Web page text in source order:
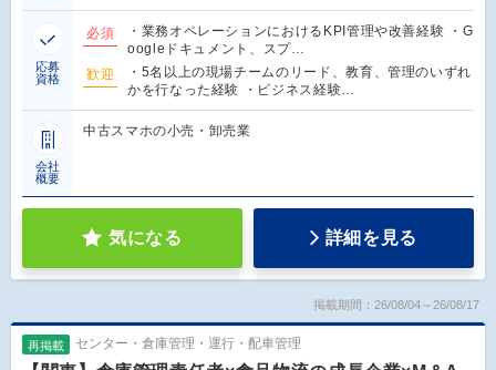
応募
資格
必須
・業務オペレーションにおけるKPI管理や改善経験 ・G
oogleドキュメント、スプ…
歓迎
・5名以上の現場チームのリード、教育、管理のいずれ
かを行なった経験 ・ビジネス経験…
会社
概要
中古スマホの小売・卸売業
気になる 詳細を見る
掲載期間：26/08/04～26/08/17
再掲載 センター・倉庫管理・運行・配車管理